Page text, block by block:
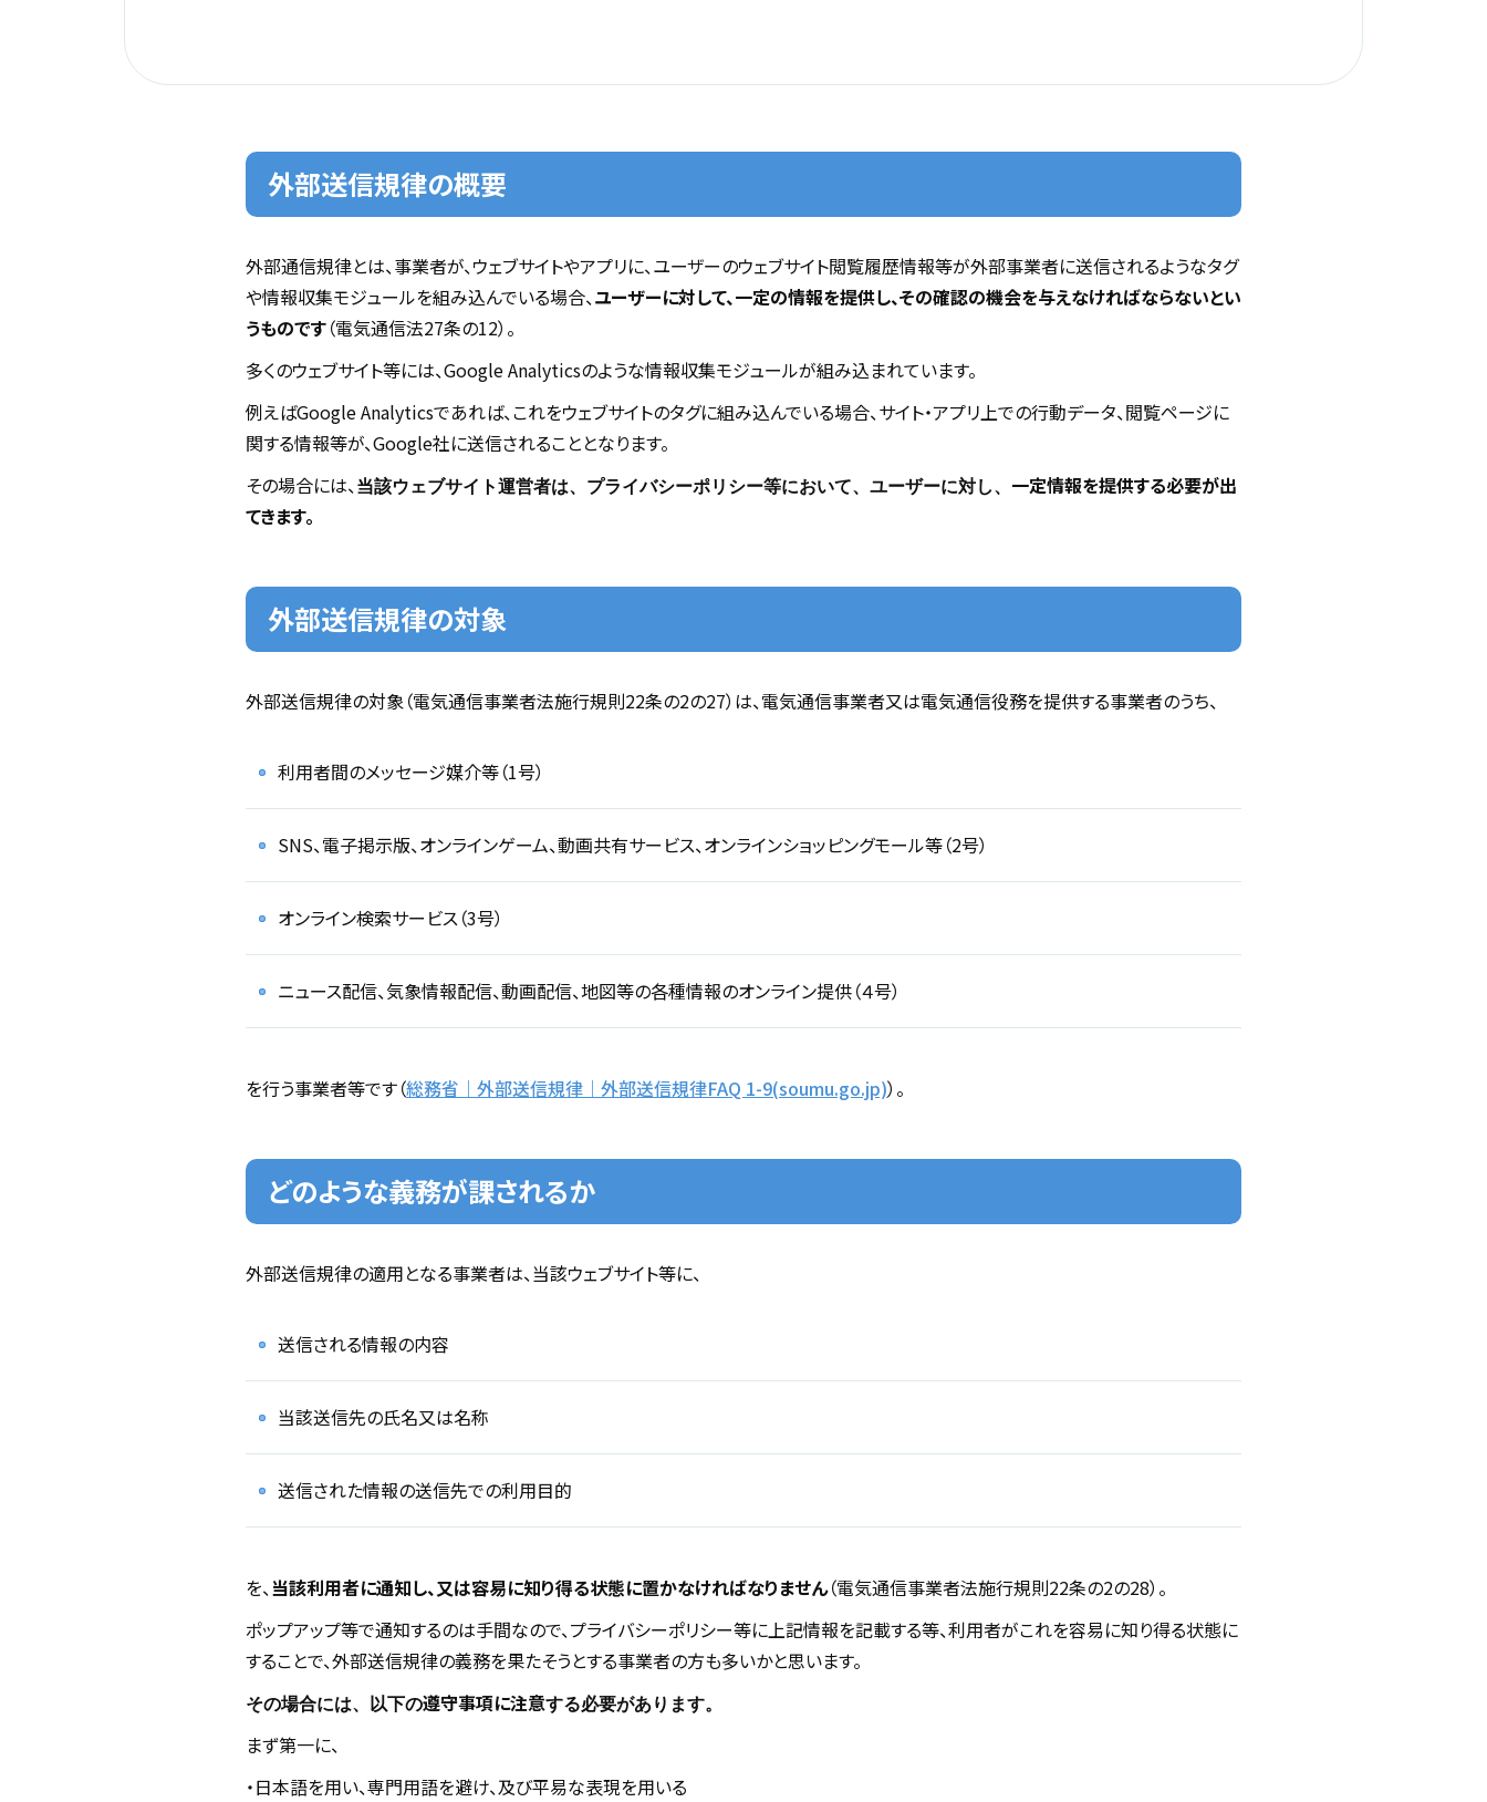
外部送信規律の概要
外部通信規律とは、事業者が、ウェブサイトやアプリに、ユーザーのウェブサイト閲覧履歴情報等が外部事業者に送信されるようなタグ
や情報収集モジュールを組み込んでいる場合、ユーザーに対して、一定の情報を提供し、その確認の機会を与えなければならないとい
うものです（電気通信法27条の12）。
多くのウェブサイト等には、Google Analyticsのような情報収集モジュールが組み込まれています。
例えばGoogle Analyticsであれば、これをウェブサイトのタグに組み込んでいる場合、サイト・アプリ上での行動データ、閲覧ページに
関する情報等が、Google社に送信されることとなります。
その場合には、当該ウェブサイト運営者は、プライバシーポリシー等において、ユーザーに対し、 一定情報を提供する必要が出
てきます。
外部送信規律の対象
外部送信規律の対象（電気通信事業者法施行規則22条の2の27）は、電気通信事業者又は電気通信役務を提供する事業者のうち、
利用者間のメッセージ媒介等（1号）
SNS、電子掲示版、オンラインゲーム、動画共有サービス、オンラインショッピングモール等（2号）
オンライン検索サービス（3号）
ニュース配信、気象情報配信、動画配信、地図等の各種情報のオンライン提供（４号）
を行う事業者等です（総務省｜外部送信規律｜外部送信規律FAQ 1-9(soumu.go.jp)）。
どのような義務が課されるか
外部送信規律の適用となる事業者は、当該ウェブサイト等に、
送信される情報の内容
当該送信先の氏名又は名称
送信された情報の送信先での利用目的
を、当該利用者に通知し、又は容易に知り得る状態に置かなければなりません（電気通信事業者法施行規則22条の2の28）。
ポップアップ等で通知するのは手間なので、プライバシーポリシー等に上記情報を記載する等、利用者がこれを容易に知り得る状態に
することで、外部送信規律の義務を果たそうとする事業者の方も多いかと思います。
その場合には、以下の遵守事項に注意する必要があります。
まず第一に、
・日本語を用い、専門用語を避け、及び平易な表現を用いる